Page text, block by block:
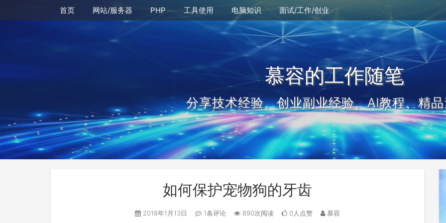
首页 网站/服务器 PHP 工具使用 电脑知识 面试/工作/创业
慕容的工作随笔
分享技术经验、创业副业经验、AI教程、精
如何保护宠物狗的牙齿
2018年1月13日 1条评论 890次阅读 0人点赞 慕容